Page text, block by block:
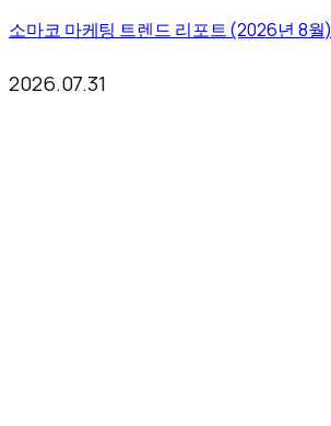
소마코 마케팅 트렌드 리포트 (2026년 8월)
2026.07.31